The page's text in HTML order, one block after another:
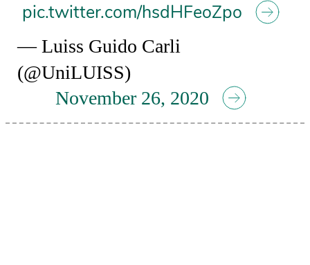
pic.twitter.com/hsdHFeoZpo
— Luiss Guido Carli
(@UniLUISS)
November 26, 2020